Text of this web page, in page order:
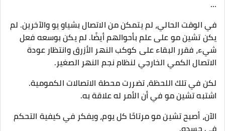
…
في الوقت الحالي، لم يتمكن من الاتصال بشياو يو والآخرين. لم
يكن تشين مو على علم بأحوالهم أيضًا. لم يكن بوسعه فعل
شيء، فقرر البقاء على كوكب النهر الأزرق وانتظار عودة
الاتصال الكمي الخارجي لنظام نجم النهر الصغير.
لكن في تلك اللحظة، تضررت محطة الاتصالات الكمومية.
اشتبه تشين مو في أن الأمر له علاقة به.
الآن، أصبح تشين مو مرتاحًا كل يوم، ويفكر في كيفية التحكم